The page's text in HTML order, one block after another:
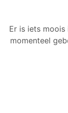
Er is iets
momenteel